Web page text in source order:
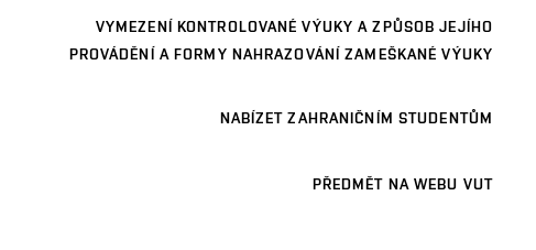
VYMEZENÍ KONTROLOVANÉ VÝUKY A ZPŮSOB JEJÍHO
PROVÁDĚNÍ A FORMY NAHRAZOVÁNÍ ZAMEŠKANÉ VÝUKY
NABÍZET ZAHRANIČNÍM STUDENTŮM
PŘEDMĚT NA WEBU VUT